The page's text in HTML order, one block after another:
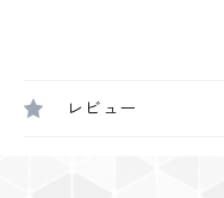
レビュー